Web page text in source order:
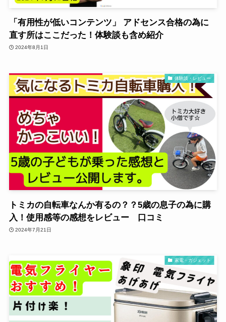
「有用性が低いコンテンツ」 アドセンス合格の為に
直す所はここだった！体験談も含め紹介
2024年8月1日
体験談・レビュー
トミカの自転車なんか有るの？？5歳の息子の為に購
入！使用感等の感想をレビュー 口コミ
2024年7月21日
家電・ガジェット